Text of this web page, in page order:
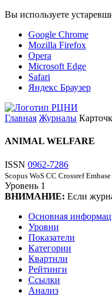
Вы используете
Google Chrome
Mozilla Firefox
Opera
Microsoft Edge
Safari
Яндекс Браузер
Главная Журналы
ANIMAL WELFARE
ISSN 0962-7286
Scopus WoS CC Crossref Embase
Уровень 1
ВНИМАНИЕ: Если
Основная
Уровни
Показатели
Категории
Квартили
Рейтинги
Ссылки
Анализ